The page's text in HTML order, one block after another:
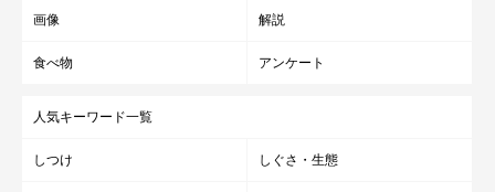
画像 解説
食べ物 アンケート
人気キーワード一覧
しつけ しぐさ・生態